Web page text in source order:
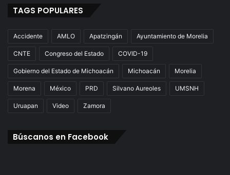
TAGS POPULARES
Accidente AMLO Apatzingán Ayuntamiento de Morelia
CNTE Congreso del Estado COVID-19
Gobierno del Estado de Michoacán Michoacán Morelia
Morena México PRD Silvano Aureoles UMSNH
Uruapan Video Zamora
Búscanos en Facebook